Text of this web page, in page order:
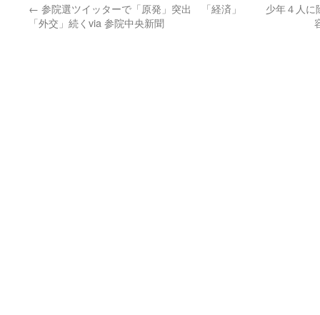
← 参院選ツイッターで「原発」突出 「経済」
「外交」続くvia 参院中央新聞
少年４人に